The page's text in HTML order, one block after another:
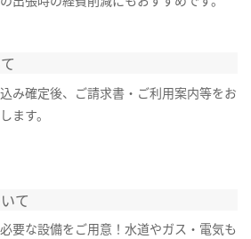
み確定後、ご請求書・ご利用案内等をお
ます。
て
要な設備をご用意！水道やガス・電気も